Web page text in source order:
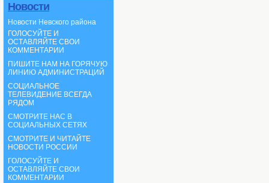
Новости
Новости Невского района
ГОЛОСУЙТЕ И
ОСТАВЛЯЙТЕ СВОИ
КОММЕНТАРИИ
ПИШИТЕ НАМ НА ГОРЯЧУЮ
ЛИНИЮ АДМИНИСТРАЦИЙ
СОЦИАЛЬНОЕ
ТЕЛЕВИДЕНИЕ ВСЕГДА
РЯДОМ
СМОТРИТЕ НАС В
СОЦИАЛЬНЫХ СЕТЯХ
СМОТРИТЕ И ЧИТАЙТЕ
НОВОСТИ РОССИИ
ГОЛОСУЙТЕ И
ОСТАВЛЯЙТЕ СВОИ
КОММЕНТАРИИ